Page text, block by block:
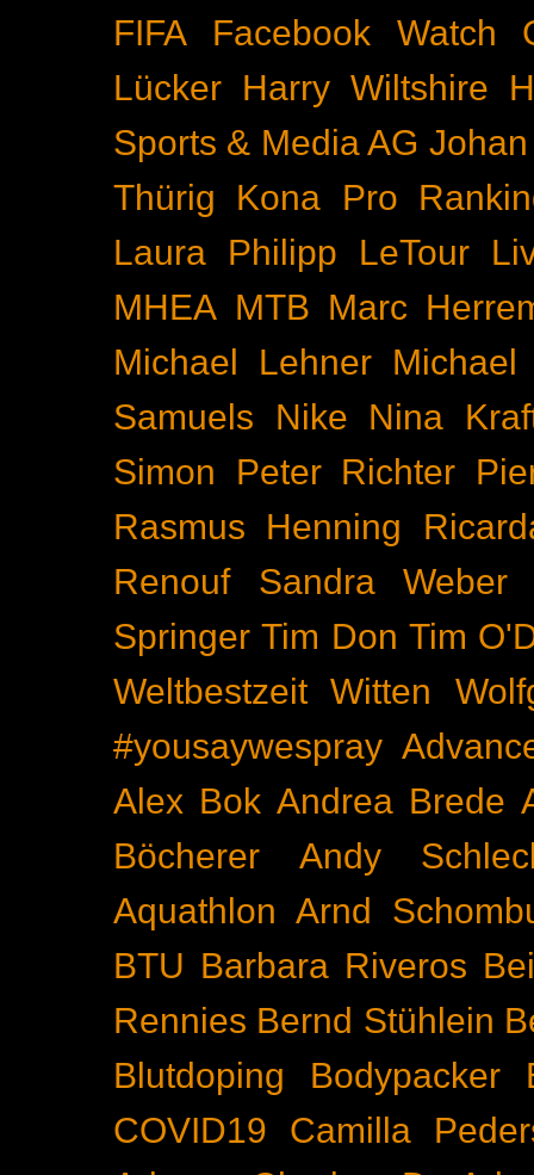
FIFA
Facebook Watch
Lücker Harry Wiltshire
Sports & Media AG
Thürig
Kona Pro
Laura Philipp
LeTour
MHEA MTB Marc
Michael Lehner Michael
Samuels
Nike
Nina
Simon
Peter Richter
Rasmus Henning
Renouf
Sandra Weber
Springer Tim Don Tim
Weltbestzeit Witten
#yousaywespray
Alex Bok Andrea Brede
Böcherer
Andy
Aquathlon Arnd
BTU Barbara Riveros
Rennies Bernd Stühlein
Blutdoping
Bodypacker
COVID19
Camilla